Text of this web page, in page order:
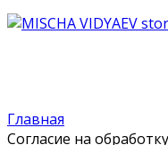
Главная
Согласие на